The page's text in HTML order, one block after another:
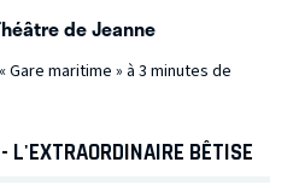
de Jeanne
Gare maritime » à 3 minutes de
L'EXTRAORDINAIRE BÊTISE